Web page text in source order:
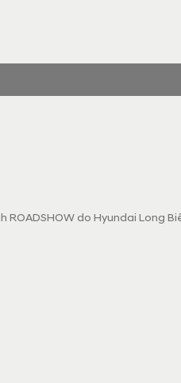
ROADSHOW do Hyundai Long